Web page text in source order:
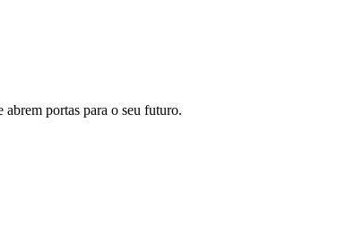
abrem portas para o seu futuro.